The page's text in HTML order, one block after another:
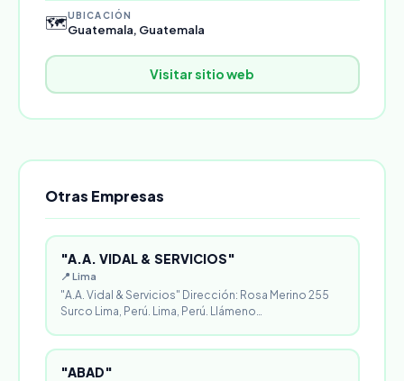
🗺️UBICACIÓN
Guatemala, Guatemala
Visitar sitio web
Otras Empresas
"A.A. VIDAL & SERVICIOS"
📍 Lima
"A.A. Vidal & Servicios" Dirección: Rosa Merino 255
Surco Lima, Perú. Lima, Perú. Llámeno…
"ABAD"